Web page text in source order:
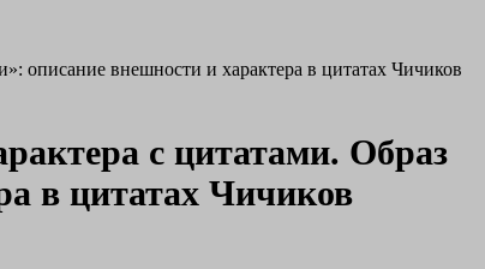
описание внешности и характера в цитатах Чичиков
с цитатами. Образ
в цитатах Чичиков